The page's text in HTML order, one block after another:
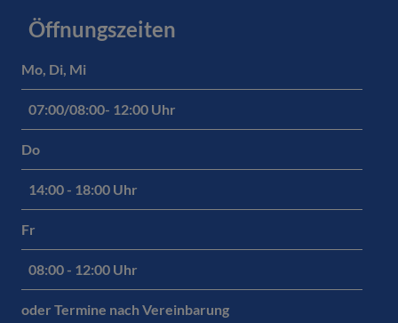
Öffnungszeiten
Mo, Di, Mi
07:00/08:00- 12:00 Uhr
Do
14:00 - 18:00 Uhr
Fr
08:00 - 12:00 Uhr
oder Termine nach Vereinbarung